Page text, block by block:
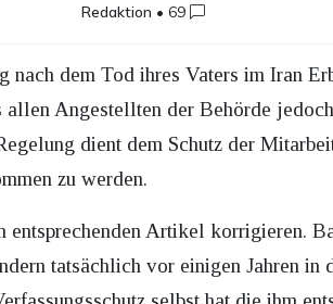
Redaktion •69
nach dem Tod ihres Vaters im Iran
Angestellten der Behörde
dient dem Schutz der
zu werden.
entsprechenden Artikel korrigieren.
tatsächlich vor einigen Jahren